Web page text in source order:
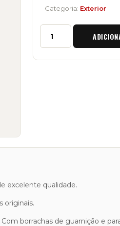
Categoria: Exterior
Quantidade
Kit
excelente qualidade.
originais.
borrachas de guarnição e